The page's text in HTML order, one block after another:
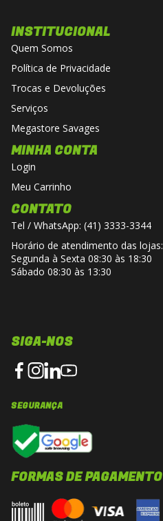
INSTITUCIONAL
Quem Somos
Política de Privacidade
Trocas e Devoluções
Serviços
Megastore Savages
MINHA CONTA
Login
Meu Carrinho
CONTATO
Tel / WhatsApp: (41) 3333-3344
Horário de atendimento das lojas:
Segunda à Sexta 08:30 às 18:30
Sábado 08:30 às 13:30
SIGA-NOS
SEGURANÇA
FORMAS DE PAGAMENTO